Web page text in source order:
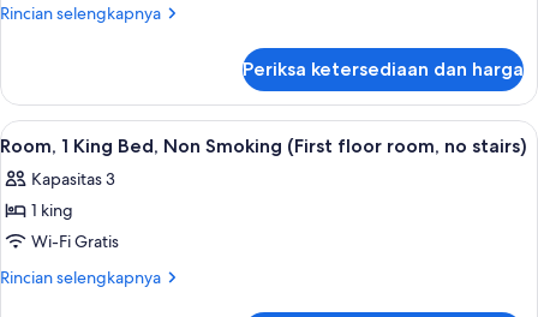
Non
Rincian selengkapnya
Rincian
Room,
King
Non
Smoking
Periksa ketersediaan dan harga
Lihat
semua
foto
untuk
Room,
1
Seprai premium, meja kerja, tirai
6
Room, 1 King Bed, Non Smoking (First floor room, no stairs)
Kapasitas 3
1 king
Wi-Fi Gratis
Rincian selengkapnya
Rincian